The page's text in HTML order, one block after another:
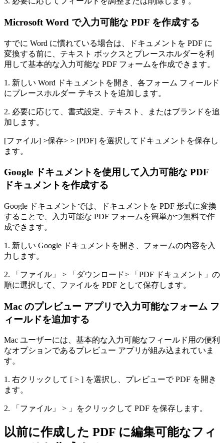
Microsoft Word で入力可能な PDF を作成する
すでに Word に慣れている場合は、ドキュメントを PDF に
変換する前に、テキスト ボックスとプレースホルダーを利
用して基本的な入力可能な PDF フォームを作成できます。
1. 新しい Word ドキュメントを開き、各フォーム フィールド
にプレースホルダー テキストを追加します。
2. 必要に応じて、書式設定、テキスト、またはブランドを追
加します。
[ファイル] >保存> > [PDF] を選択してドキュメントを保存し
ます。
Google ドキュメントを使用して入力可能な PDF
ドキュメントを作成する
Google ドキュメントでは、ドキュメントを PDF 形式に変換
することで、入力可能な PDF フォームを簡単かつ無料で作
成できます。
1. 新しい Google ドキュメントを開き、フォームの内容を入
力します。
2. 「ファイル」 > 「ダウンロード> 「PDF ドキュメント」の
順に選択して、ファイルを PDF として保存します。
Mac のプレビュー アプリで入力可能なフォーム フ
ィールドを追加する
Mac ユーザーには、基本的な入力可能なフィールド用の便利
なオプションであるプレビュー アプリが組み込まれていま
す。
1. 右クリックして [ > ] を選択し、プレビューで PDF を開き
ます。
2. 「ファイル」 > 」をクリックして PDF を保存します。
以前に作成した PDF に編集可能なフィ